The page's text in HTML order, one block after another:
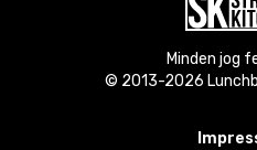
Minden jog
© 2013-2026